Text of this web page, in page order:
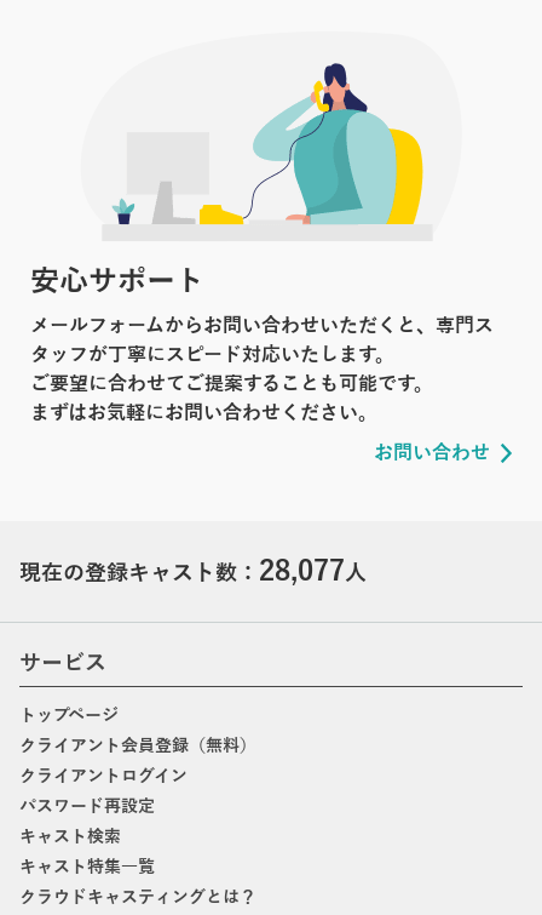
安心サポート
メールフォームからお問い合わせいただくと、専門ス
タッフが丁寧にスピード対応いたします。
ご要望に合わせてご提案することも可能です。
まずはお気軽にお問い合わせください。
お問い合わせ
現在の登録キャスト数： 28,077人
サービス
トップページ
クライアント会員登録（無料）
クライアントログイン
パスワード再設定
キャスト検索
キャスト特集一覧
クラウドキャスティングとは？